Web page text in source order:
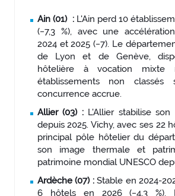
Ain (01) : L'Ain perd 10
(−7,3 %), avec une
2024 et 2025 (−7). Le
de Lyon et de Genève,
hôtelière à vocation mixte
établissements non
concurrence accrue.
Allier (03) : L'Allier stabilise
depuis 2025. Vichy, avec ses 22
principal pôle hôtelier du
son image thermale et
patrimoine mondial UNESCO
Ardèche (07) :Stable en 2024-
6 hôtels en 2026 (−4,3 %).